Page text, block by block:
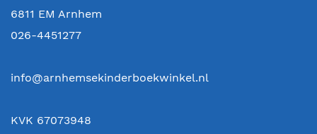
6811 EM Arnhem
026-4451277
info@arnhemsekinderboekwinkel.nl
KVK 67073948